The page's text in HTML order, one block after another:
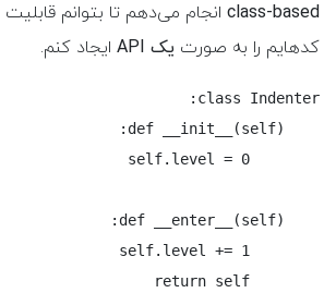
class-based انجام می‌دهم تا بتوانم قابلیت
کدهایم را به صورت یک API ایجاد کنم.